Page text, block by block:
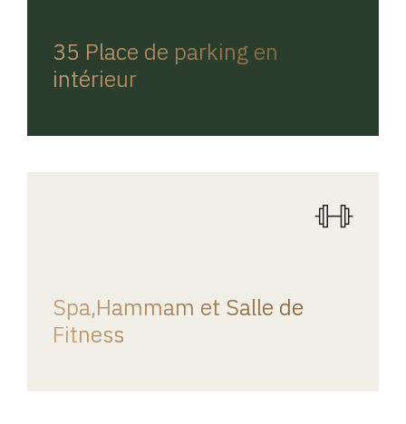
35 Place de parking en
intérieur
Spa,Hammam et Salle de
Fitness